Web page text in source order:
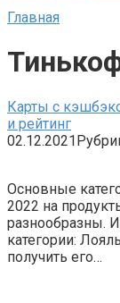
Главная
Карты с
и рейтинг
02.12.2021
Основные
2022 на
разнообразны.
категории:
получить его…